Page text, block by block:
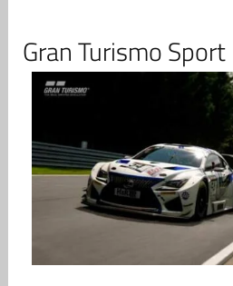
Gran Turismo Sport